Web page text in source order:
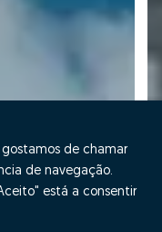
gostamos de chamar
de navegação.
está a consentir